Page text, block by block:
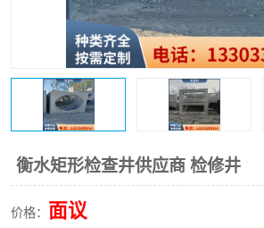
衡水矩形检查井供应商 检修井
价格： 面议